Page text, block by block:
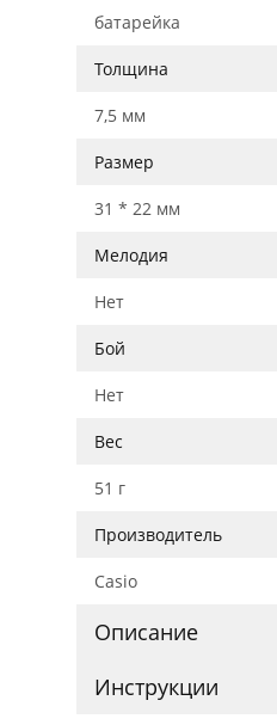
батарейка
Толщина
7,5 мм
Размер
31 * 22 мм
Мелодия
Нет
Бой
Нет
Вес
51 г
Производитель
Casio
Описание
Инструкции